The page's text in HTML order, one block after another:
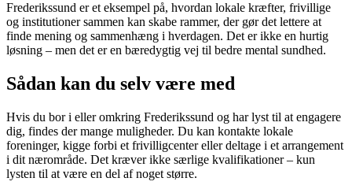
Frederikssund er et eksempel på, hvordan lokale kræfter, frivillige
og institutioner sammen kan skabe rammer, der gør det lettere at
finde mening og sammenhæng i hverdagen. Det er ikke en hurtig
løsning – men det er en bæredygtig vej til bedre mental sundhed.
Sådan kan du selv være med
Hvis du bor i eller omkring Frederikssund og har lyst til at engagere
dig, findes der mange muligheder. Du kan kontakte lokale
foreninger, kigge forbi et frivilligcenter eller deltage i et arrangement
i dit nærområde. Det kræver ikke særlige kvalifikationer – kun
lysten til at være en del af noget større.